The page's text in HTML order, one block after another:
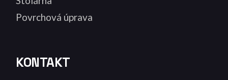
Povrchová úprava
KONTAKT